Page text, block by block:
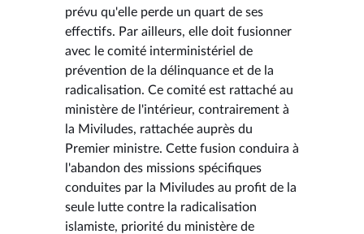
prévu qu'elle perde un quart de ses
effectifs. Par ailleurs, elle doit fusionner
avec le comité interministériel de
prévention de la délinquance et de la
radicalisation. Ce comité est rattaché au
ministère de l'intérieur, contrairement à
la Miviludes, rattachée auprès du
Premier ministre. Cette fusion conduira à
l'abandon des missions spécifiques
conduites par la Miviludes au profit de la
seule lutte contre la radicalisation
islamiste, priorité du ministère de